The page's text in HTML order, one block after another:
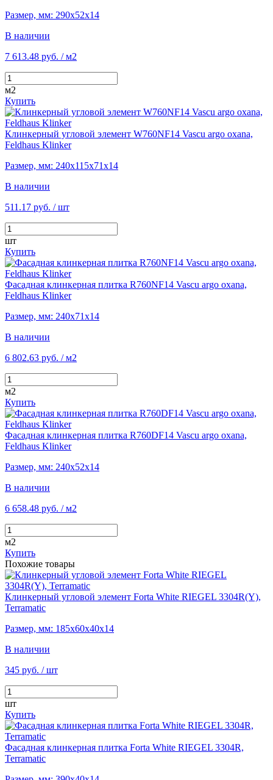
Размер, мм: 290х52х14
В наличии
7 613.48 руб. / м2
м2
Купить
Клинкерный угловой элемент W760NF14 Vascu argo oxana,
Feldhaus Klinker
Размер, мм: 240х115х71х14
В наличии
511.17 руб. / шт
шт
Купить
Фасадная клинкерная плитка R760NF14 Vascu argo oxana,
Feldhaus Klinker
Размер, мм: 240х71х14
В наличии
6 802.63 руб. / м2
м2
Купить
Фасадная клинкерная плитка R760DF14 Vascu argo oxana,
Feldhaus Klinker
Размер, мм: 240х52х14
В наличии
6 658.48 руб. / м2
м2
Купить
Похожие товары
Клинкерный угловой элемент Forta White RIEGEL 3304R(Y),
Terramatic
Размер, мм: 185х60х40х14
В наличии
345 руб. / шт
шт
Купить
Фасадная клинкерная плитка Forta White RIEGEL 3304R,
Terramatic